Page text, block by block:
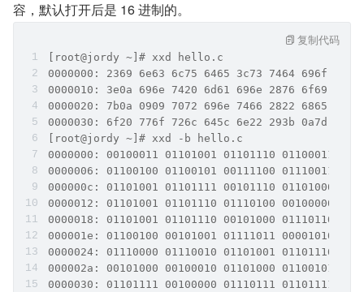
容，默认打开后是 16 进制的。
[root@jordy ~]# xxd hello.c
0000000: 2369 6e63 6c75 6465 3c73 7464 696f
0000010: 3e0a 696e 7420 6d61 696e 2876 6f69
0000020: 7b0a 0909 7072 696e 7466 2822 6865
0000030: 6f20 776f 726c 645c 6e22 293b 0a7d
[root@jordy ~]# xxd -b hello.c
0000000: 00100011 01101001 01101110 01100011
0000006: 01100100 01100101 00111100 01110011
000000c: 01101001 01101111 00101110 01101000
0000012: 01101001 01101110 01110100 00100000
0000018: 01101001 01101110 00101000 01110110
000001e: 01100100 00101001 01111011 00001010
0000024: 01110000 01110010 01101001 01101110
000002a: 00101000 00100010 01101000 01100101
0000030: 01101111 00100000 01110111 01101111
复制代码